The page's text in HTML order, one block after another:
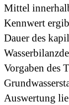
Mittel
Kennwert
Dauer des
Vorgaben des
Auswertung